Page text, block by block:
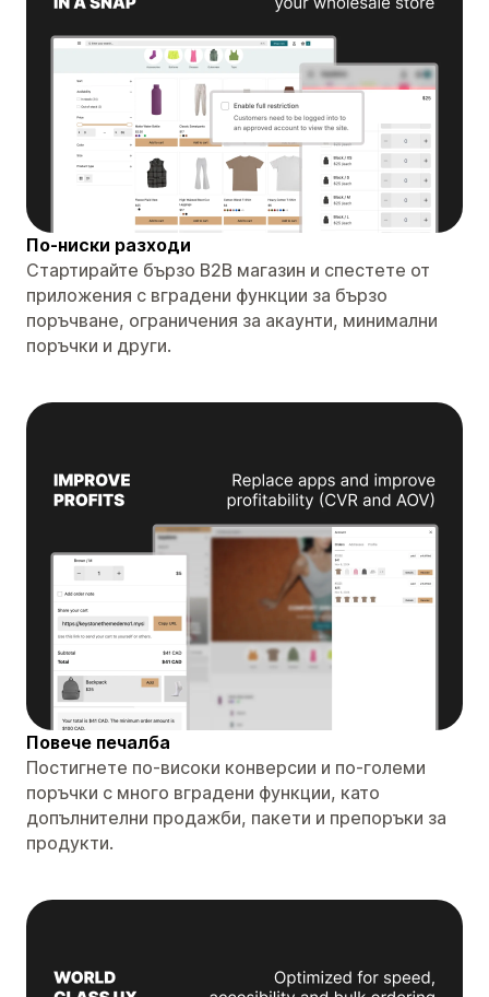
По-ниски разходи
Стартирайте бързо B2B магазин и спестете от
приложения с вградени функции за бързо
поръчване, ограничения за акаунти, минимални
поръчки и други.
Повече печалба
Постигнете по-високи конверсии и по-големи
поръчки с много вградени функции, като
допълнителни продажби, пакети и препоръки за
продукти.